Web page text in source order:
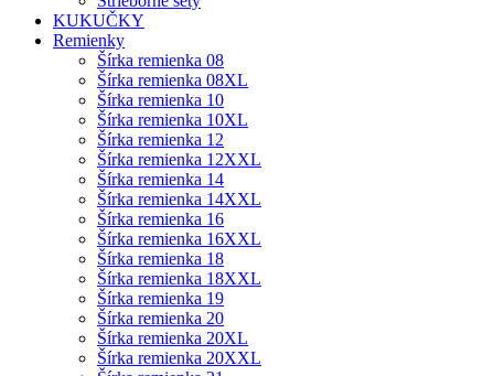
KUKUČKY
Remienky
Šírka remienka 08
Šírka remienka 08XL
Šírka remienka 10
Šírka remienka 10XL
Šírka remienka 12
Šírka remienka 12XXL
Šírka remienka 14
Šírka remienka 14XXL
Šírka remienka 16
Šírka remienka 16XXL
Šírka remienka 18
Šírka remienka 18XXL
Šírka remienka 19
Šírka remienka 20
Šírka remienka 20XL
Šírka remienka 20XXL